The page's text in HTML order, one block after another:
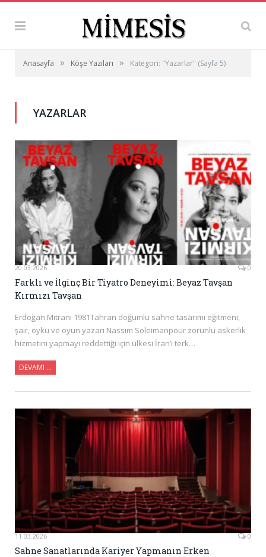
Anasayfa » Köşe Yazıları » Kategori: "Yazarlar" (Sayfa 5)
YAZARLAR
20.03.2026 0
Farklı ve İlginç Bir Tiyatro Deneyimi: Beyaz Tavşan
Kırmızı Tavşan
Erdoğan Mitrani 1981Tahran doğumlu sahne tasarımı eğitmeni,
şair, öykü ve oyun yazarı Nassim Soleimanpour zorunlu askerlik
hizmetini yapmayı reddettiği için ülkesi İran’ı terk…
DEVAMI …
11.03.2026 0
Sahne Sanatlarında Kariyer Yapmanın Erken